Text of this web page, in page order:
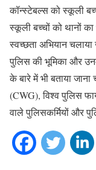
कॉन्स्टेबल्स को स्कूली
स्कूली बच्चों को थानों का
स्वच्छता अभियान
पुलिस की भूमिका और
के बारे में भी बताया
(CWG), विश्व पुलिस
वाले पुलिसकर्मियों और